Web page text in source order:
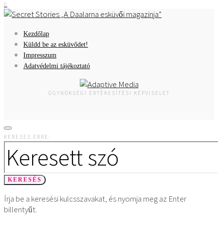
0
A Daalarna esküvői magazinja
Kezdőlap
Küldd be az esküvődet!
Impresszum
Adatvédelmi tájékoztató
ÜGYNÖKSÉGI ÉRTÉKESÍTÉSI KÉPVISELET
KERESÉS ERRE:
KERESÉS
Írja be a keresési kulcsszavakat, és nyomja meg az Enter
billentyűt.